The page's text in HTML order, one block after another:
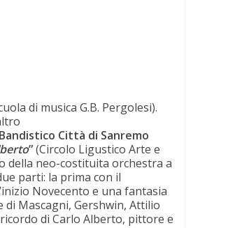
di musica G.B. Pergolesi).
Città di Sanremo
”(Circolo Ligustico Arte e
della neo-costituita orchestra a
parti: la prima con il
Novecento e una fantasia
di Mascagni, Gershwin, Attilio
di Carlo Alberto, pittore e